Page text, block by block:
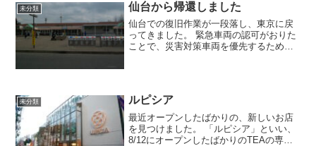
未分類 仙台から帰還しました
仙台での復旧作業が一段落し、東京に戻
ってきました。 緊急車両の認可がおりた
ことで、災害対策車両を優先するため一
った。結果として、一...
未分類 ルピシア
最近オープンしたばかりの、新しいお店
を見つけました。 「ルピシア」といい、
8/12にオープンしたばかりのTEAの専門